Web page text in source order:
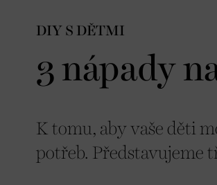
DIY S DĚTMI
3 nápady
K tomu, aby vaše děti
potřeb. Představujeme